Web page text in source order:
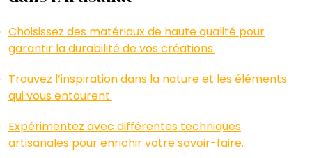
Choisissez des matériaux de haute qualité pour
garantir la durabilité de vos créations.
Trouvez l’inspiration dans la nature et les éléments
qui vous entourent.
Expérimentez avec différentes techniques
artisanales pour enrichir votre savoir-faire.